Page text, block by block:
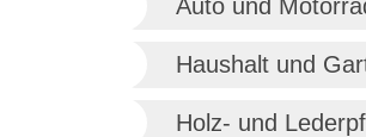
Auto und
Haushalt und
Holz- und